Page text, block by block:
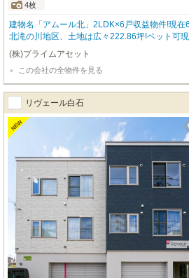
4枚
建物名「アムール北」2LDK×6戸収益物件!現
北滝の川地区、土地は広々222.86坪!ペット可
00円/年、利回21.12%←冬期間12～3月、入居
0円の除雪費用を含む年収です。満室想定収入
(年収は除雪費48,000円含む)利回25.28%
(株)プライムアセット
この会社の全物件を見る
リヴェール白石
NEW